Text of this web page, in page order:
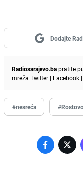
Dodajte
Radiosarajevo.bapratite
mreža Twitter | Facebook |
#nesreća #Rostovo